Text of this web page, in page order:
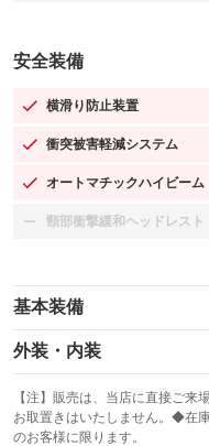
安全装備
横滑り防止装置
：装備あり
衝突被害軽減システム
：装備あり
オートマチックハイビーム
：装備あり
頸部衝撃緩和ヘッドレスト
：装備なし
基本装備
エアバッグ：運転席/助手席
：装備あり
：装備なし
サンルーフ
：装備なし
外装・内装
カーナビ：SDナビ
：装備あり
TV：フルセグ
：装備あり
【注】販売は、当店に直接ご
お取置きはいたしません。◆在
のお客様に限ります。